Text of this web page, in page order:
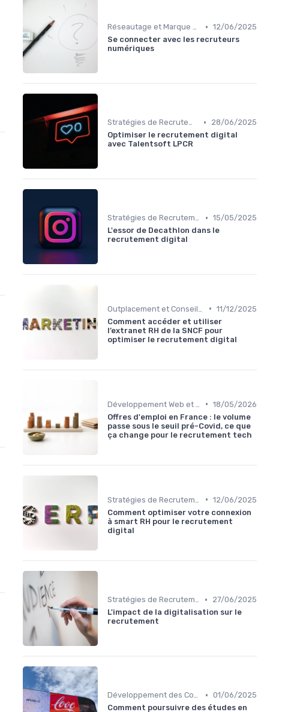
Réseautage et Marque Personnelle • 12/06/2025
Se connecter avec les recruteurs
numériques
Stratégies de Recrutement Digital •
28/06/2025
Optimiser le recrutement digital
avec Talentsoft LPCR
Stratégies de Recrutement Digital • 15/05/2025
L'essor de Decathlon dans le
recrutement digital
• 11/12/2025
Comment accéder et utiliser
l’extranet RH de la SNCF pour
optimiser le recrutement digital
• 18/05/2026
Offres d'emploi en France : le volume
passe sous le seuil pré-Covid, ce que
ça change pour le recrutement tech
• 12/06/2025
Comment optimiser votre connexion
à smart RH pour le recrutement
digital
Stratégies de Recrutement Digital •
27/06/2025
L'impact de la digitalisation sur le
recrutement
Développement des Compétences Digitales • 01/06/2025
Comment poursuivre des études en